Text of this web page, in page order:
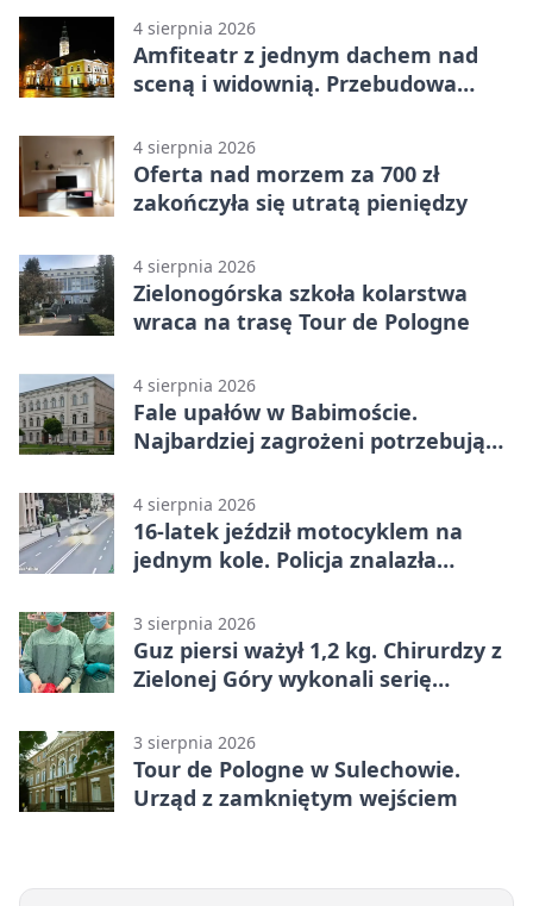
4 sierpnia 2026
Amfiteatr z jednym dachem nad
sceną i widownią. Przebudowa
4 sierpnia 2026
Oferta nad morzem za 700 zł
zakończyła się utratą pieniędzy
4 sierpnia 2026
Zielonogórska szkoła kolarstwa
wraca na trasę Tour de Pologne
4 sierpnia 2026
Fale upałów w Babimoście.
Najbardziej zagrożeni potrzebują
4 sierpnia 2026
16-latek jeździł motocyklem na
jednym kole. Policja znalazła
3 sierpnia 2026
Guz piersi ważył 1,2 kg. Chirurdzy z
Zielonej Góry wykonali serię
3 sierpnia 2026
Tour de Pologne w Sulechowie.
Urząd z zamkniętym wejściem